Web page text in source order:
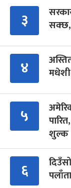
३
सक्छ,
४
५
शुल्क
६